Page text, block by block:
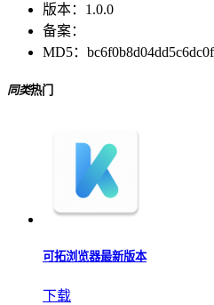
版本： 1.0.0
备案：
MD5：
同类热门
可拓浏览器最新版本
下载